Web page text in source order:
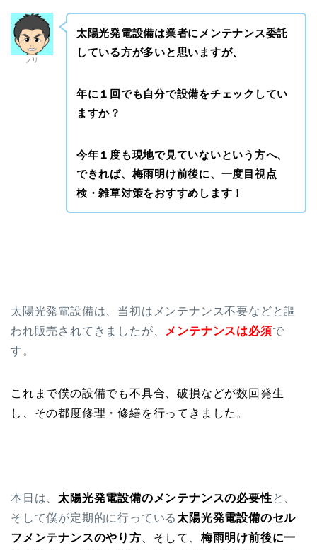
ノリ
太陽光発電設備は業者にメンテナンス委託
している方が多いと思いますが、
年に１回でも自分で設備をチェックしてい
ますか？
今年１度も現地で見ていないという方へ、
できれば、梅雨明け前後に、一度目視点
検・雑草対策をおすすめします！
太陽光発電設備は、当初はメンテナンス不要などと謳
われ販売されてきましたが、
メンテナンスは必須で
す。
これまで僕の設備でも不具合、破損などが数回発生
し、その都度修理・修繕を行ってきました 。
本日は、 太陽光発電設備のメンテナンスの必要性 と、
そして僕が定期的に行っている 太陽光発電設備のセル
フメンテナンスのやり方 、そして、 梅雨明け前後に一